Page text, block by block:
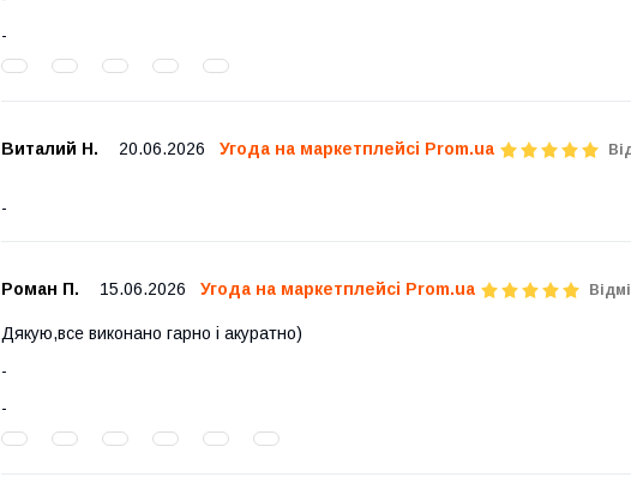
Виталий Н. 20.06.2026 Угода на маркетплейсі Prom.ua
Роман П. 15.06.2026 Угода на маркетплейсі Prom.ua
Дякую,все виконано гарно і акуратно)